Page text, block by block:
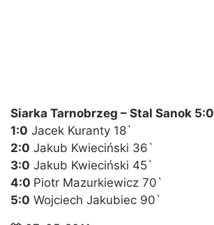
Siarka Tarnobrzeg – Stal Sanok 5:0
1:0 Jacek Kuranty 18`
2:0 Jakub Kwieciński 36`
3:0 Jakub Kwieciński 45`
4:0 Piotr Mazurkiewicz 70`
5:0 Wojciech Jakubiec 90`